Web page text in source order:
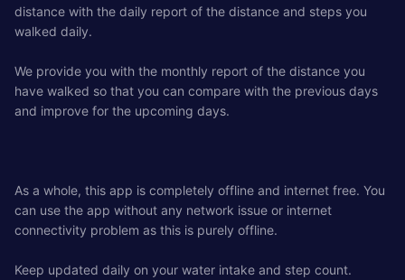
distance with the daily report of the distance and steps you
walked daily.
We provide you with the monthly report of the distance you
have walked so that you can compare with the previous days
and improve for the upcoming days.
As a whole, this app is completely offline and internet free. You
can use the app without any network issue or internet
connectivity problem as this is purely offline.
Keep updated daily on your water intake and step count.